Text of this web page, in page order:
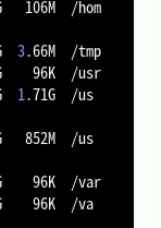
106M  /hom
3.66M  /tmp
96K  /usr
1.71G  /us
852M  /us
96K  /var
96K  /va